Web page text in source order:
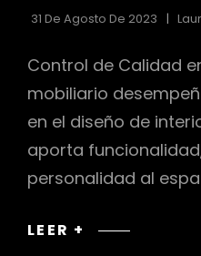
31 De Agosto De 2023
Control de Calidad
mobiliario
en el diseño de
aporta
personalidad al
LEER +
CONTROL